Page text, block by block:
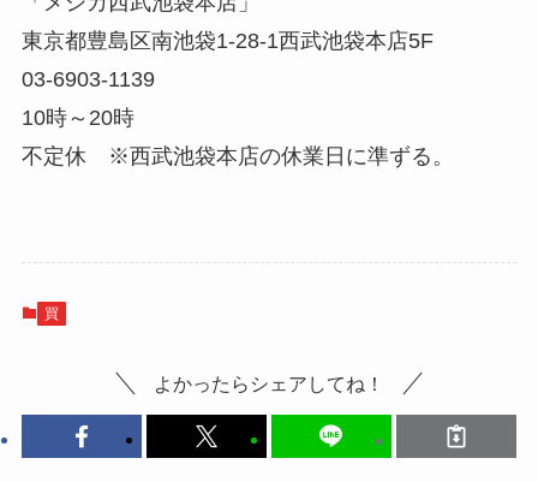
東京都豊島区南池袋1-28-1西武池袋本店5F
03-6903-1139
10時～20時
不定休 ※西武池袋本店の休業日に準ずる。
買
よかったらシェアしてね！